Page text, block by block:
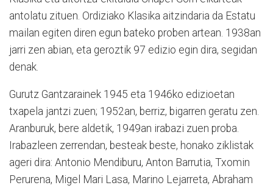
antolatu zituen. Ordiziako Klasika aitzindaria da Estatu
mailan egiten diren egun bateko proben artean. 1938an
jarri zen abian, eta geroztik 97 edizio egin dira, segidan
denak.
Gurutz Gantzarainek 1945 eta 1946ko edizioetan
txapela jantzi zuen; 1952an, berriz, bigarren geratu zen.
Aranburuk, bere aldetik, 1949an irabazi zuen proba.
Irabazleen zerrendan, besteak beste, honako ziklistak
ageri dira: Antonio Mendiburu, Anton Barrutia, Txomin
Perurena, Migel Mari Lasa, Marino Lejarreta, Abraham